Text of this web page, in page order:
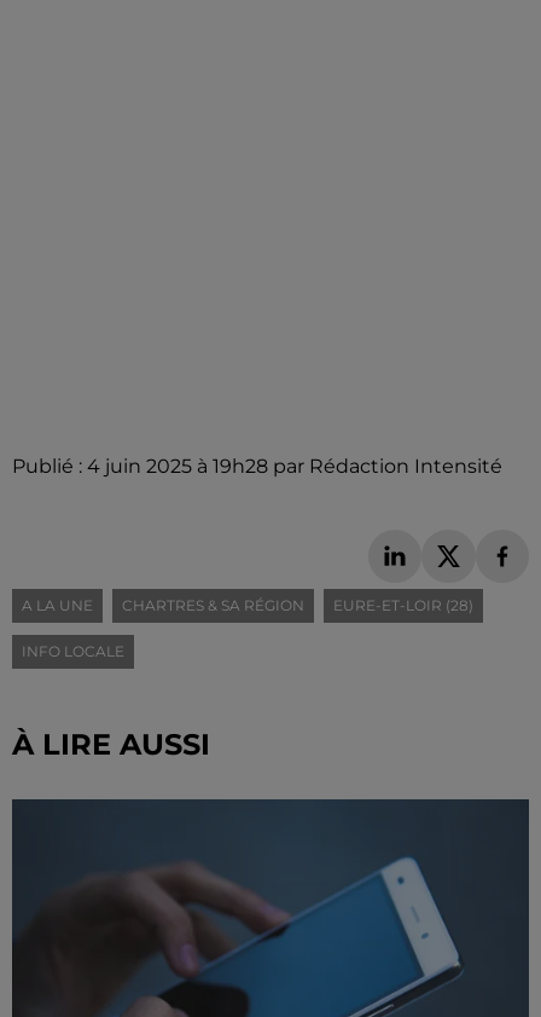
Publié : 4 juin 2025 à 19h28 par Rédaction Intensité
A LA UNE CHARTRES & SA RÉGION EURE-ET-LOIR (28)
INFO LOCALE
À LIRE AUSSI